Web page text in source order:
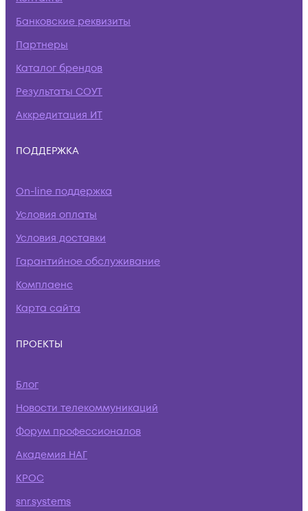
Банковские реквизиты
Партнеры
Каталог брендов
Результаты СОУТ
Аккредитация ИТ
ПОДДЕРЖКА
On-line поддержка
Условия оплаты
Условия доставки
Гарантийное обслуживание
Комплаенс
Карта сайта
ПРОЕКТЫ
Блог
Новости телекоммуникаций
Форум профессионалов
Академия НАГ
КРОС
snr.systems